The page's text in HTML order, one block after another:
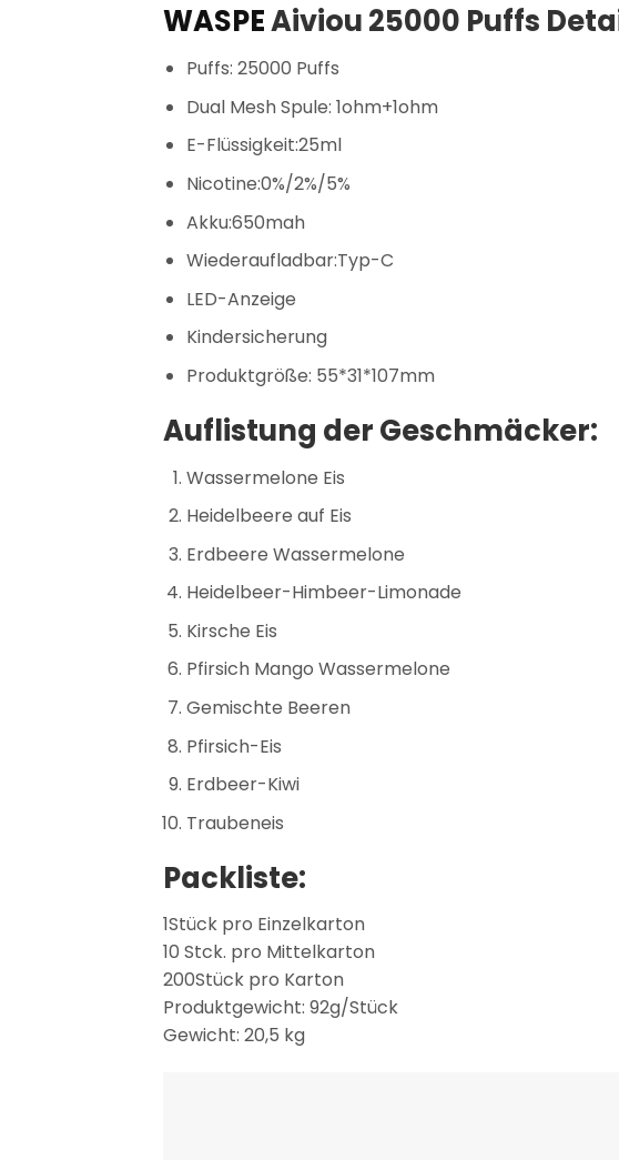
WASPEAiviou 25000 Puffs
Puffs: 25000 Puffs
Dual Mesh Spule: 1ohm+1ohm
E-Flüssigkeit:25ml
Nicotine:0%/2%/5%
Akku:650mah
Wiederaufladbar:Typ-C
LED-Anzeige
Kindersicherung
Produktgröße: 55*31*107mm
Auflistung der Geschmäcker:
Wassermelone Eis
Heidelbeere auf Eis
Erdbeere Wassermelone
Heidelbeer-Himbeer-Limonade
Kirsche Eis
Pfirsich Mango Wassermelone
Gemischte Beeren
Pfirsich-Eis
Erdbeer-Kiwi
Traubeneis
Packliste:
1Stück pro Einzelkarton
10 Stck. pro Mittelkarton
200Stück pro Karton
Produktgewicht: 92g/Stück
Gewicht: 20,5 kg